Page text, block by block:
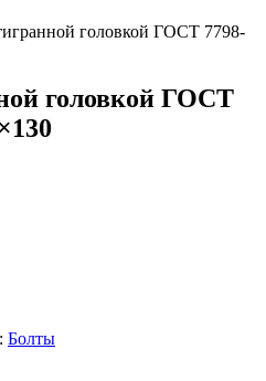
головкой ГОСТ 7798-
головкой ГОСТ
Болты